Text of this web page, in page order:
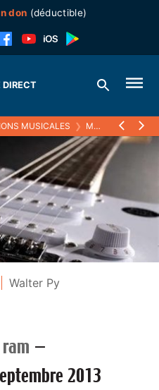
don (déductible)
DIRECT
MUSICALES ❯ MELODIC RAM
Walter Py
—
2013